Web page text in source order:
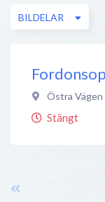
BILDELAR
Östra Vägen
Stängt